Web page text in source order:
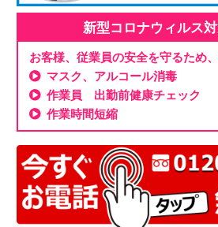
新型コロナウィルス
お客様、従業員の安全を守るため
マスク、アルコール消毒
作業員 出勤前健康チェック
作業時間短縮